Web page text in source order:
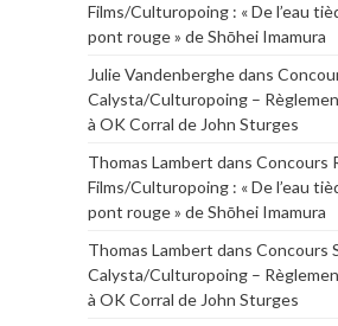
Films/Culturopoing : « De l’eau
pont rouge » de Shōhei Imamura
Julie Vandenberghedans
Calysta/Culturopoing –
à OK Corral de John Sturges
Thomas Lambert dans Concours
Films/Culturopoing : « De l’eau
pont rouge » de Shōhei Imamura
Thomas Lambert dans Concours
Calysta/Culturopoing –
à OK Corral de John Sturges